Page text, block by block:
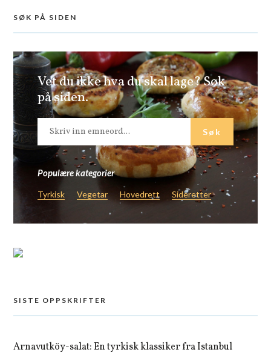
SØK PÅ SIDEN
Vet du ikke hva du skal lage? Søk
på siden.
Populære kategorier
Tyrkisk Vegetar Hovedrett Sideretter
SISTE OPPSKRIFTER
Arnavutköy-salat: En tyrkisk klassiker fra Istanbul